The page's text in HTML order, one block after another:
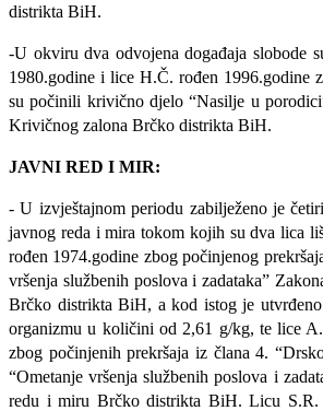
distrikta BiH.
-U okviru dva odvojena događaja slobode
1980.godine i lice H.Č. rođen 1996.godine
su počinili krivično djelo “Nasilje u
Krivičnog zalona Brčko distrikta BiH.
JAVNI RED I MIR:
- U izvještajnom periodu zabilježeno je
javnog reda i mira tokom kojih su dva lica
rođen 1974.godine zbog počinjenog
vršenja službenih poslova i zadataka”
Brčko distrikta BiH, a kod istog je
organizmu u količini od 2,61 g/kg, te lice
zbog počinjenih prekršaja iz člana 4.
“Ometanje vršenja službenih poslova i
redu i miru Brčko distrikta BiH. Licu S.R.